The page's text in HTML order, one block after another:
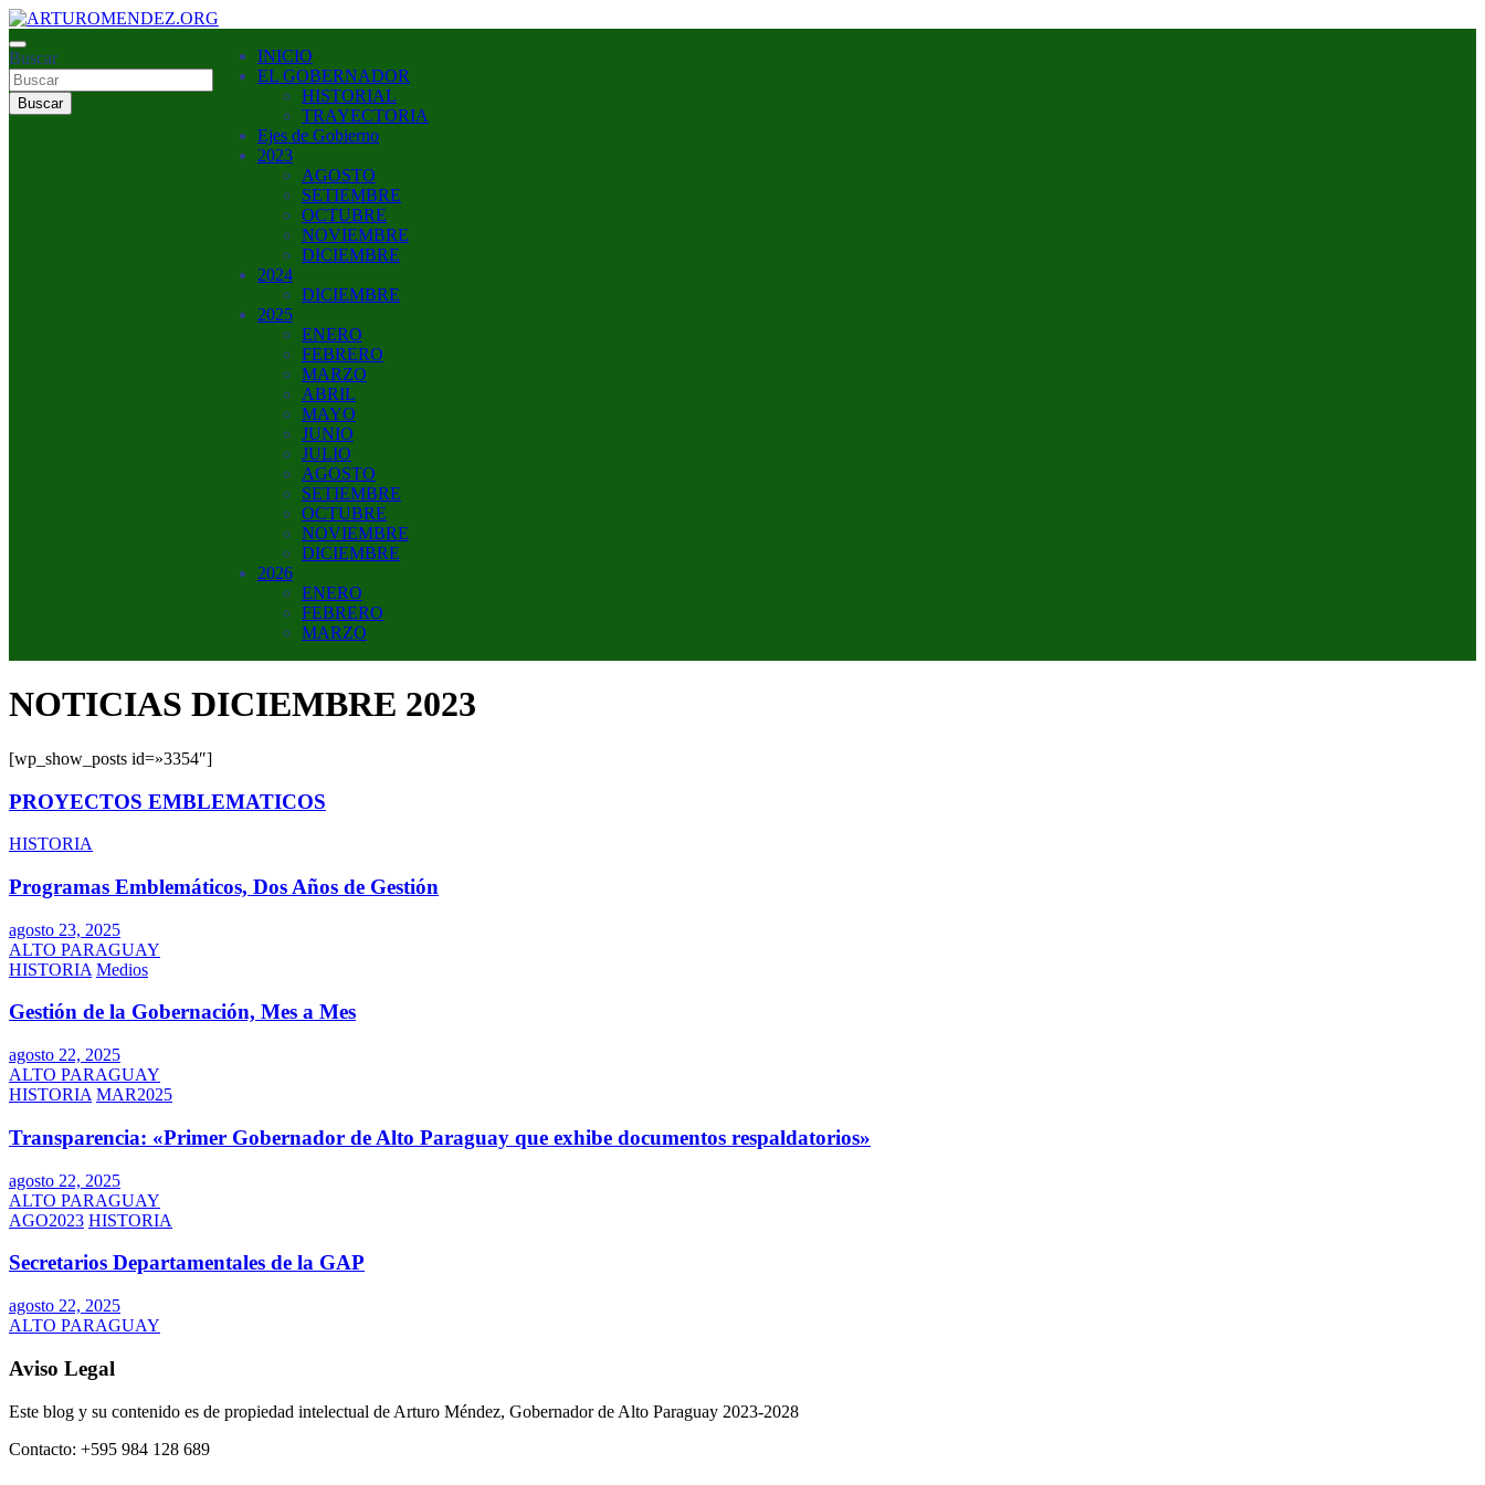
Saltar
al
contenido
ARTUROMENDEZ.ORG
ARTURO MENDEZ GOBERNADOR 2023
Buscar
Buscar
INICIO
EL GOBERNADOR
HISTORIAL
TRAYECTORIA
Ejes de Gobierno
2023
AGOSTO
SETIEMBRE
OCTUBRE
NOVIEMBRE
DICIEMBRE
2024
DICIEMBRE
2025
ENERO
FEBRERO
MARZO
ABRIL
MAYO
JUNIO
JULIO
AGOSTO
SETIEMBRE
OCTUBRE
NOVIEMBRE
DICIEMBRE
2026
ENERO
FEBRERO
MARZO
NOTICIAS DICIEMBRE 2023
[wp_show_posts id=»3354″]
PROYECTOS EMBLEMATICOS
HISTORIA
Programas Emblemáticos, Dos Años de Gestión
agosto 23, 2025
ALTO PARAGUAY
HISTORIA Medios
Gestión de la Gobernación, Mes a Mes
agosto 22, 2025
ALTO PARAGUAY
HISTORIA MAR2025
Transparencia: «Primer Gobernador de Alto Paraguay que exhibe documentos respaldatorios»
agosto 22, 2025
ALTO PARAGUAY
AGO2023 HISTORIA
Secretarios Departamentales de la GAP
agosto 22, 2025
ALTO PARAGUAY
Aviso Legal
Este blog y su contenido es de propiedad intelectual de Arturo Méndez, Gobernador de Alto Paraguay 2023-2028
Contacto: +595 984 128 689